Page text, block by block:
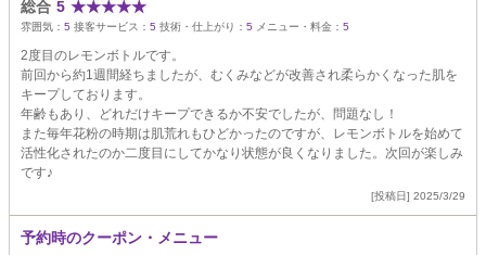
総合 5 ★★★★★
雰囲気： 5 接客サービス： 5 技術・仕上がり： 5 メニュー・料金： 5
2度目のレモンボトルです。
前回から約1週間経ちましたが、むくみなどが改善され柔らかくなった肌を
キープしております。
年齢もあり、どれだけキープできるか不安でしたが、問題なし！
また毎年花粉の時期は肌荒れもひどかったのですが、レモンボトルを始めて
活性化されたのか二度目にしてかなり状態が良くなりました。次回が楽しみ
です♪
[投稿日] 2025/3/29
予約時のクーポン・メニュー